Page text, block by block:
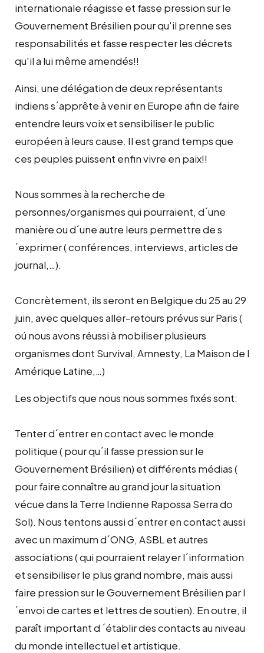
internationale réagisse et fasse pression sur le
Gouvernement Brésilien pour qu'il prenne ses
responsabilités et fasse respecter les décrets
qu'il a lui même amendés!!
Ainsi, une délégation de deux représentants
indiens s´apprête à venir en Europe afin de faire
entendre leurs voix et sensibiliser le public
européen à leurs cause. Il est grand temps que
ces peuples puissent enfin vivre en paix!!
Nous sommes à la recherche de
personnes/organismes qui pourraient, d´une
manière ou d´une autre leurs permettre de s
´exprimer ( conférences, interviews, articles de
journal,…).
Concrètement, ils seront en Belgique du 25 au 29
juin, avec quelques aller-retours prévus sur Paris (
oú nous avons réussi à mobiliser plusieurs
organismes dont Survival, Amnesty, La Maison de l
Amérique Latine,…)
Les objectifs que nous nous sommes fixés sont:
Tenter d´entrer en contact avec le monde
politique ( pour qu´il fasse pression sur le
Gouvernement Brésilien) et différents médias (
pour faire connaître au grand jour la situation
vécue dans la Terre Indienne Rapossa Serra do
Sol). Nous tentons aussi d´entrer en contact aussi
avec un maximum d´ONG, ASBL et autres
associations ( qui pourraient relayer l´information
et sensibiliser le plus grand nombre, mais aussi
faire pression sur le Gouvernement Brésilien par l
´envoi de cartes et lettres de soutien). En outre, il
paraît important d ´établir des contacts au niveau
du monde intellectuel et artistique.